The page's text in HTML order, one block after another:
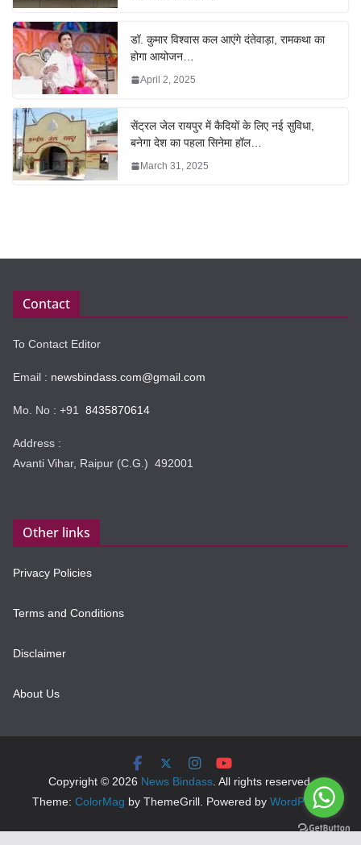
डॉ. कुमार विश्वास कल आएंगे दंतेवाड़ा, रामकथा का
होगा आयोजन…
April 2, 2025
सेंट्रल जेल रायपुर में कैदियों के लिए नई सुविधा,
बनेगा देश का पहला सिनेमा हॉल…
March 31, 2025
Contact
To Contact Editor
Email : newsbindass.com@gmail.com
Mo. No : +91 8435870614
Address :
Avanti Vihar, Raipur (C.G.) 492001
Other links
Privacy Policies
Terms and Conditions
Disclaimer
About Us
Copyright © 2026 News Bindass. All rights reserved.
Theme: ColorMag by ThemeGrill. Powered by WordPress.